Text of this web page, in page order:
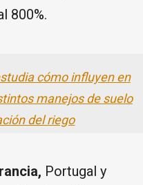
800%.
cómo influyen en
manejos de suelo
del riego
Portugal y